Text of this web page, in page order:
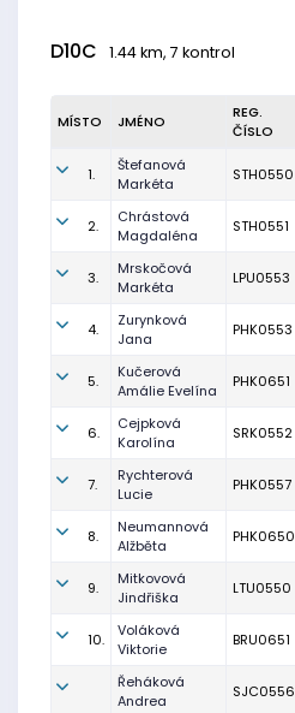
D10C 1.44 km, 7 kontrol
MÍSTO JMÉNO
REG.
ČÍSLO
1.
Štefanová
Markéta
STH0550
2.
Chrástová
Magdaléna
STH0551
3.
Mrskočová
Markéta
LPU0553
4.
Zurynková
Jana
PHK0553
5.
Kučerová
Amálie Evelína
PHK0651
6.
Cejpková
Karolína
SRK0552
7.
Rychterová
Lucie
PHK0557
8.
Neumannová
Alžběta
PHK0650
9.
Mitkovová
Jindřiška
LTU0550
10.
Voláková
Viktorie
BRU0651
Řeháková
Andrea
SJC0556